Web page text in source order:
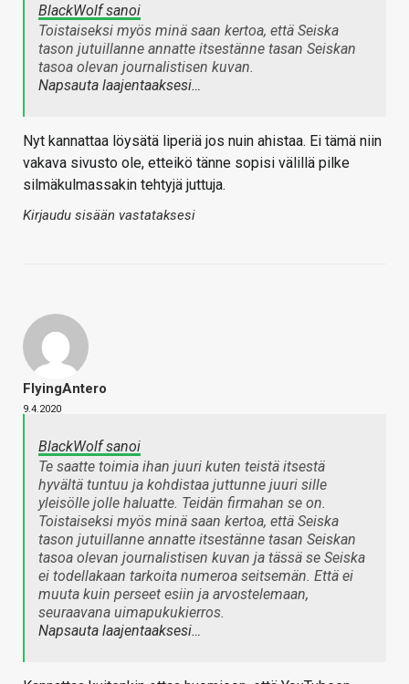
BlackWolf sanoi
Toistaiseksi myös minä saan kertoa, että Seiska
tason jutuillanne annatte itsestänne tasan Seiskan
tasoa olevan journalistisen kuvan.
Napsauta laajentaaksesi…
Nyt kannattaa löysätä liperiä jos nuin ahistaa. Ei tämä niin
vakava sivusto ole, etteikö tänne sopisi välillä pilke
silmäkulmassakin tehtyjä juttuja.
Kirjaudu sisään vastataksesi
FlyingAntero
9.4.2020
BlackWolf sanoi
Te saatte toimia ihan juuri kuten teistä itsestä
hyvältä tuntuu ja kohdistaa juttunne juuri sille
yleisölle jolle haluatte. Teidän firmahan se on.
Toistaiseksi myös minä saan kertoa, että Seiska
tason jutuillanne annatte itsestänne tasan Seiskan
tasoa olevan journalistisen kuvan ja tässä se Seiska
ei todellakaan tarkoita numeroa seitsemän. Että ei
muuta kuin perseet esiin ja arvostelemaan,
seuraavana uimapukukierros.
Napsauta laajentaaksesi…